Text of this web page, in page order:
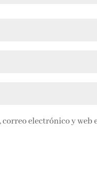
electrónico y web